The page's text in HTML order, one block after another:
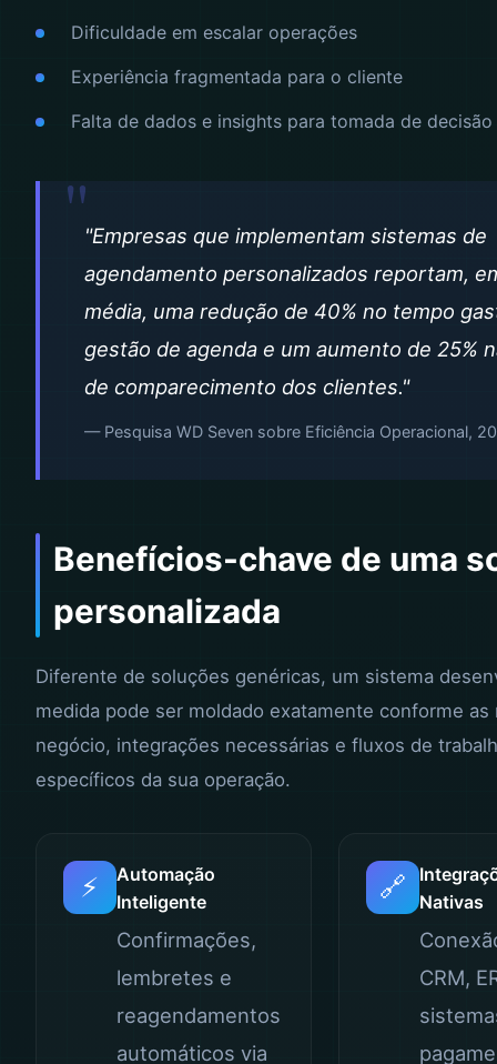
Dificuldade em escalar operações
Experiência fragmentada para o cliente
Falta de dados e insights para tomada de decisão
"Empresas que implementam sistemas de
agendamento personalizados reportam,
média, uma redução de 40% no tempo
gestão de agenda e um aumento de 25%
de comparecimento dos clientes."
— Pesquisa WD Seven sobre Eficiência Operacional,
Benefícios-chave de uma
personalizada
Diferente de soluções genéricas, um sistema
medida pode ser moldado exatamente conforme as
negócio, integrações necessárias e fluxos de
específicos da sua operação.
⚡
Automação
Inteligente
Confirmações,
lembretes e
reagendamentos
automáticos via
🔗
Nativas
CRM,